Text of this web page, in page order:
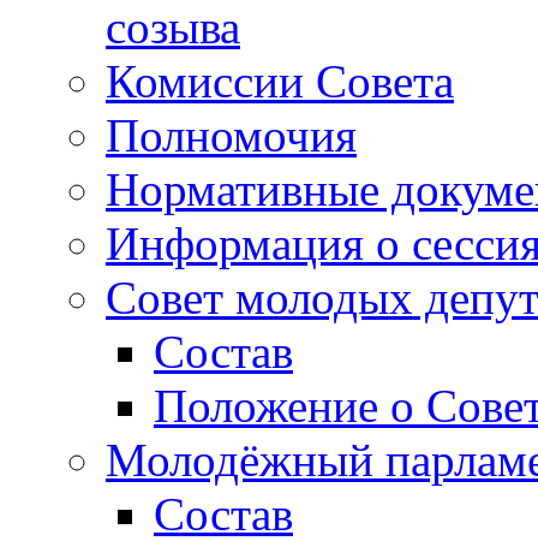
созыва
Комиссии Совета
Полномочия
Нормативные
Информация о
Совет молодых
Состав
Положение о
Молодёжный
Состав